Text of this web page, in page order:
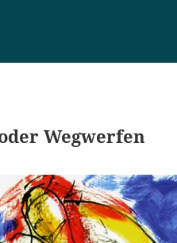
Wegwerfen